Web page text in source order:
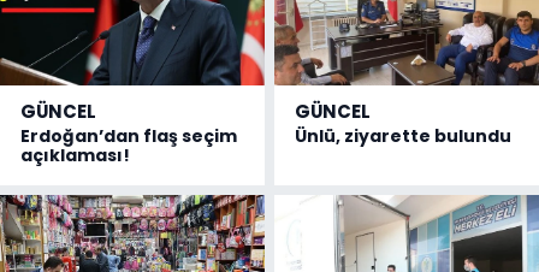
GÜNCEL
Erdoğan’dan flaş seçim
açıklaması!
GÜNCEL
Ünlü, ziyarette bulundu